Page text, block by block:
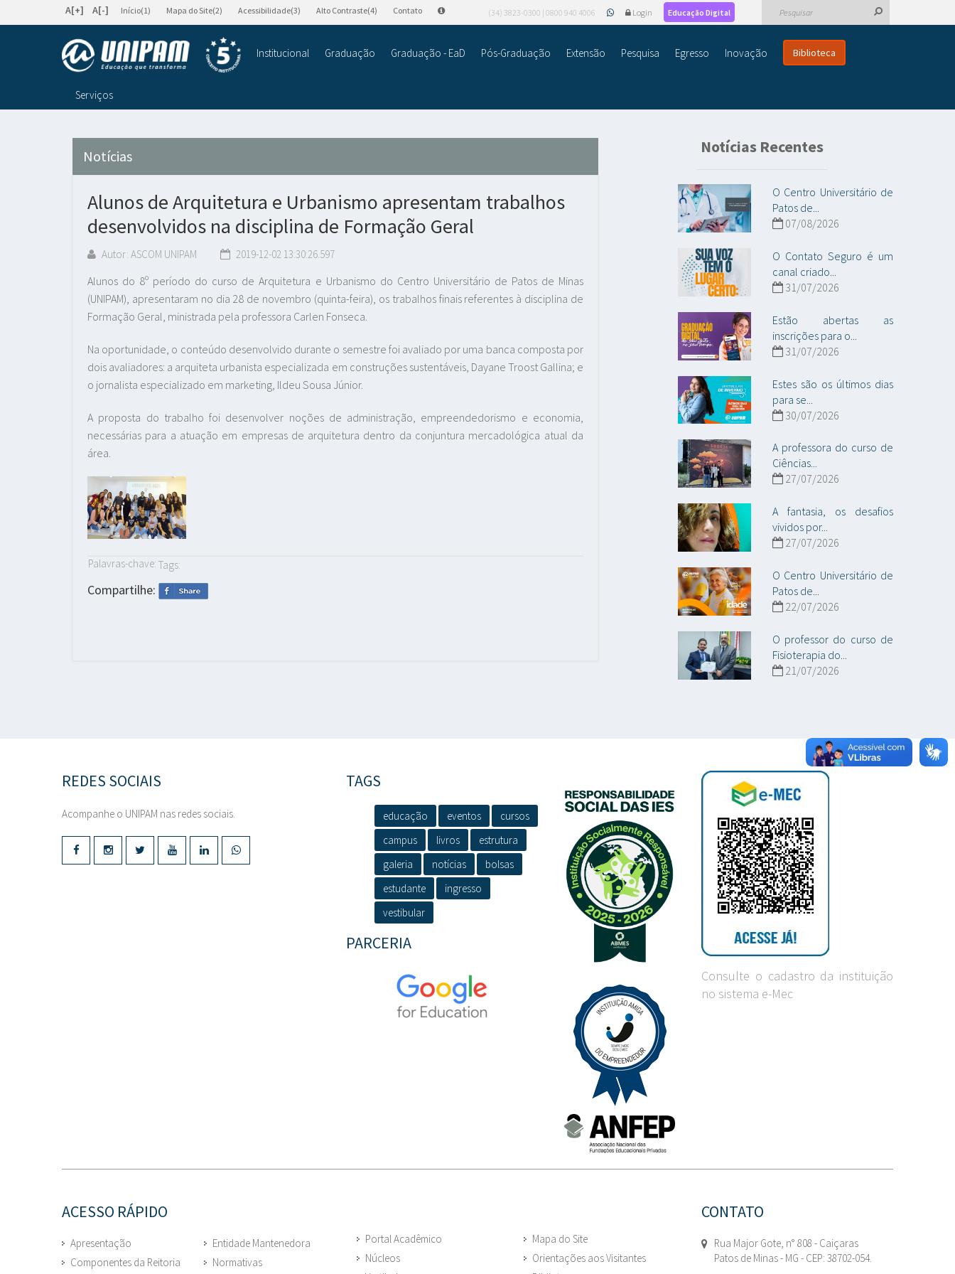
A[+] A[-] Início(1) Mapa do Site(2) Acessibilidade(3) Alto Contraste(4) Contato (34) 3823-0300 | 0800 940 4006 Login Educação Digital
Institucional Graduação Graduação - EaD Pós-Graduação Extensão Pesquisa Egresso Inovação Biblioteca
Serviços
Notícias
Alunos de Arquitetura e Urbanismo apresentam trabalhos
desenvolvidos na disciplina de Formação Geral
Autor: ASCOM UNIPAM 2019-12-02 13:30:26.597
Alunos do 8º período do curso de Arquitetura e Urbanismo do Centro Universitário de Patos de Minas
(UNIPAM), apresentaram no dia 28 de novembro (quinta-feira), os trabalhos finais referentes à disciplina de
Formação Geral, ministrada pela professora Carlen Fonseca.
Na oportunidade, o conteúdo desenvolvido durante o semestre foi avaliado por uma banca composta por
dois avaliadores: a arquiteta urbanista especializada em construções sustentáveis, Dayane Troost Gallina; e
o jornalista especializado em marketing, Ildeu Sousa Júnior.
A proposta do trabalho foi desenvolver noções de administração, empreendedorismo e economia,
necessárias para a atuação em empresas de arquitetura dentro da conjuntura mercadológica atual da
área.
Palavras-chave: Tags:
Compartilhe:
Notícias Recentes
O Centro Universitário de
Patos de...
07/08/2026
O Contato Seguro é um
canal criado...
31/07/2026
Estão abertas as
inscrições para o...
31/07/2026
Estes são os últimos dias
para se...
30/07/2026
A professora do curso de
Ciências...
27/07/2026
A fantasia, os desafios
vividos por...
27/07/2026
O Centro Universitário de
Patos de...
22/07/2026
O professor do curso de
Fisioterapia do...
21/07/2026
REDES SOCIAIS
Acompanhe o UNIPAM nas redes sociais.
TAGS
educação eventos
cursos
campus
livros
estrutura
galeria
notícias
bolsas
estudante
ingresso
vestibular
PARCERIA
Consulte o cadastro da instituição
no sistema e-Mec
ACESSO RÁPIDO
Apresentação
Componentes da Reitoria
Entidade Mantenedora
Normativas
Portal Acadêmico
Núcleos
Mapa do Site
Orientações aos Visitantes
CONTATO
Rua Major Gote, n° 808 - Caiçaras
Patos de Minas - MG - CEP: 38702-054.